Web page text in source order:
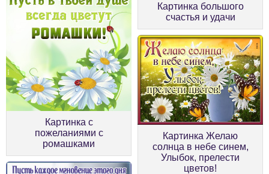
Картинка большого
счастья и удачи
Картинка с
пожеланиями с
ромашками
Картинка Желаю
солнца в небе синем,
Улыбок, прелести
цветов!